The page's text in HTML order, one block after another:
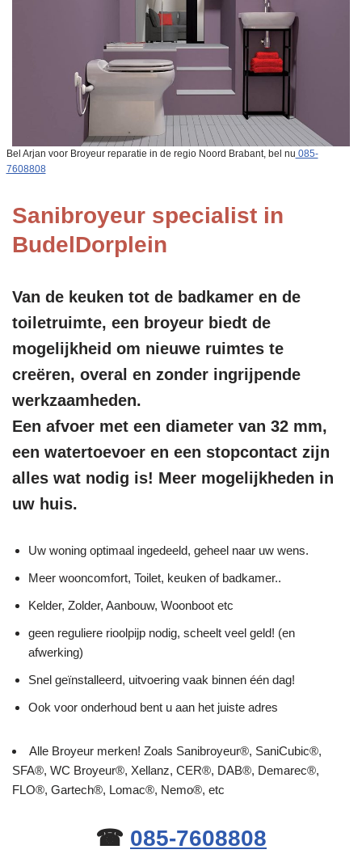
Bel Arjan voor Broyeur reparatie in de regio Noord Brabant, bel nu 085-
7608808
Sanibroyeur specialist in
BudelDorplein
Van de keuken tot de badkamer en de
toiletruimte, een broyeur biedt de
mogelijkheid om nieuwe ruimtes te
creëren, overal en zonder ingrijpende
werkzaamheden.
Een afvoer met een diameter van 32 mm,
een watertoevoer en een stopcontact zijn
alles wat nodig is! Meer mogelijkheden in
uw huis.
Uw woning optimaal ingedeeld, geheel naar uw wens.
Meer wooncomfort, Toilet, keuken of badkamer..
Kelder, Zolder, Aanbouw, Woonboot etc
geen reguliere rioolpijp nodig, scheelt veel geld! (en
afwerking)
Snel geïnstalleerd, uitvoering vaak binnen één dag!
Ook voor onderhoud bent u aan het juiste adres
Alle Broyeur merken! Zoals Sanibroyeur®, SaniCubic®,
SFA®, WC Broyeur®, Xellanz, CER®, DAB®, Demarec®,
FLO®, Gartech®, Lomac®, Nemo®, etc
☎ 085-7608808